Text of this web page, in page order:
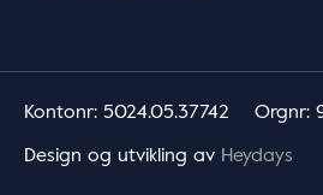
Kontonr: 5024.05.37742 Orgnr:
Design og utvikling av Heydays